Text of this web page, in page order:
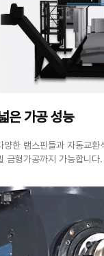
은 가공 성능
한 램스핀들과 자동교환
금형가공까지 가능합니다.